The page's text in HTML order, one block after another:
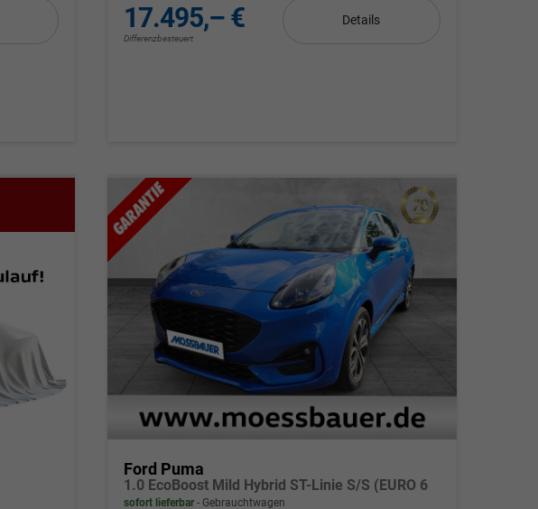
17.495,– €
Differenzbesteuert
Details
Ford Puma
1.0 EcoBoost Mild Hybrid ST-Linie S/S (EURO 6
sofort lieferbar Gebrauchtwagen